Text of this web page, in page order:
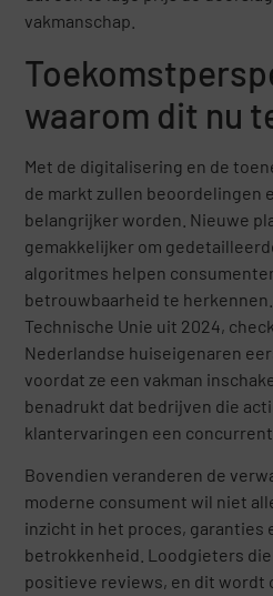
vakmanschap.
waarom dit nu
Met de digitalisering en de
de markt zullen beoordelingen
belangrijker worden. Nieuwe
gemakkelijker om
algoritmes helpen
betrouwbaarheid te
Technische Unie uit 2024,
Nederlandse huiseigenaren
voordat ze een vakman
benadrukt dat bedrijven die
klantervaringen een
Bovendien veranderen de
moderne consument wil niet
inzicht in het proces, garanties
betrokkenheid. Loodgieters
positieve reviews, en dit wordt